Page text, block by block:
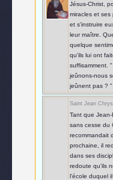
Jésus-Christ,
miracles et ses
et s'instruire
leur maître.
quelque
qu'ils lui ont
suffisamment.
jeûnons-nous
jeûnent pas ? "
Saint Jean
Tant que
sans cesse du
recommandait
prochaine, il
dans ses
redoute qu'ils
l'école duquel